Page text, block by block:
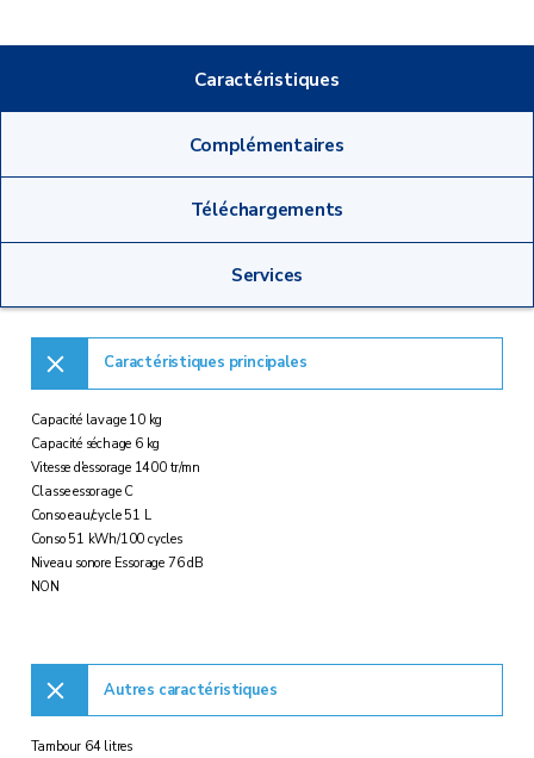
Caractéristiques
Complémentaires
Téléchargements
Services
Caractéristiques principales
Capacité lavage 10 kg
Capacité séchage 6 kg
Vitesse d'essorage 1400 tr/mn
Classe essorage C
Conso eau/cycle 51 L
Conso 51 kWh/100 cycles
Niveau sonore Essorage 76 dB
NON
Autres caractéristiques
Tambour 64 litres